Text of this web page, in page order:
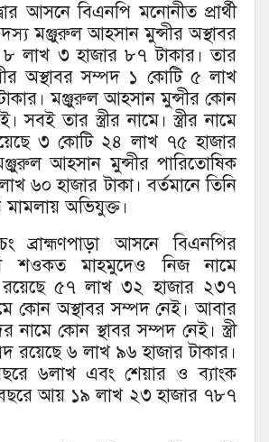
আসনে বিএনপি মনোনীত প্রার্থী
মঞ্জুরুল আহসান মুন্সীর অস্থাবর
লাখ ৩ হাজার ৮৭ টাকার। তার
অস্থাবর সম্পদ ১ কোটি ৫ লাখ
মঞ্জুরুল আহসান মুন্সীর কোন
সবই তার স্ত্রীর নামে। স্ত্রীর নামে
৩ কোটি ২৪ লাখ ৭৫ হাজার
আহসান মুন্সীর পারিতোষিক
৬০ হাজার টাকা। বর্তমানে তিনি
অভিযুক্ত।
ব্রাহ্মণপাড়া আসনে বিএনপির
শওকত মাহমুদেও নিজ নামে
রয়েছে ৫৭ লাখ ৩২ হাজার ২৩৭
কোন অস্থাবর সম্পদ নেই। আবার
কোন স্থাবর সম্পদ নেই। স্ত্রী
রয়েছে ৬ লাখ ৯৬ হাজার টাকার।
৬লাখ এবং শেয়ার ও ব্যাংক
আয় ১৯ লাখ ২৩ হাজার ৭৮৭